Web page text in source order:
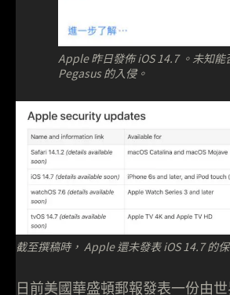
Apple 昨日發佈 iOS 14.7 。未知能
Pegasus 的入侵。
截至撰稿時， Apple 還未發表 iOS 14.7 的
日前美國華盛頓郵報發表一份由世